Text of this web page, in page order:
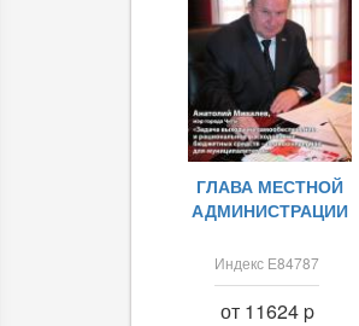
ГЛАВА МЕСТНОЙ
АДМИНИСТРАЦИИ
Индекс Е84787
от 11624 p